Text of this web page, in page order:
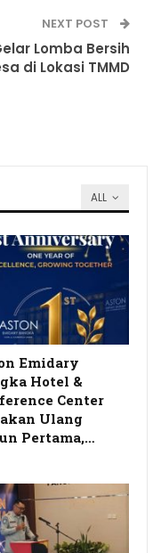
NEXT POST
Lomba Bersih
di Lokasi TMMD
ALL
Emidary
Hotel &
Center
Ulang
Pertama,…